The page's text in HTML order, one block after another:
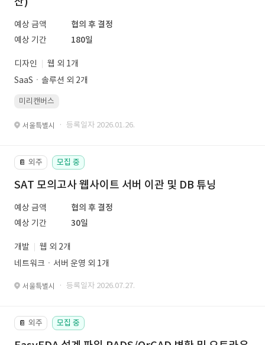
예상 금액
협의 후 결정
예상 기간
180일
디자인
웹 외 1개
SaaSㆍ솔루션 외 2개
미리캔버스
서울특별시 · 등록일자 2026.01.26.
📔 외주 모집 중
SAT 모의고사 웹사이트 서버 이관 및 DB 튜닝
예상 금액
협의 후 결정
예상 기간
30일
개발
웹 외 2개
네트워크ㆍ서버 운영 외 1개
서울특별시 · 등록일자 2026.07.27.
📔 외주 모집 중